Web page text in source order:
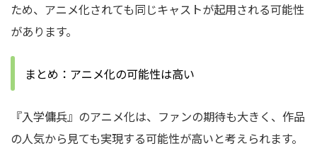
ため、アニメ化されても同じキャストが起用される可能性
があります。
まとめ：アニメ化の可能性は高い
『入学傭兵』のアニメ化は、ファンの期待も大きく、作品
の人気から見ても実現する可能性が高いと考えられます。